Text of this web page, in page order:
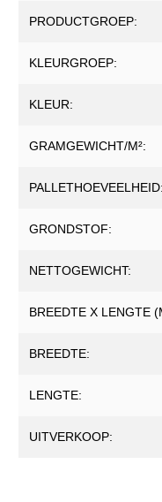
PRODUCTGROEP:
KLEURGROEP:
KLEUR:
GRAMGEWICHT/M²:
PALLETHOEVEELHEID:
GRONDSTOF:
NETTOGEWICHT:
BREEDTE X LENGTE
BREEDTE:
LENGTE:
UITVERKOOP: